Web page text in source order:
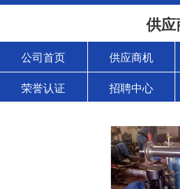
供应
公司首页 供应商机
荣誉认证 招聘中心